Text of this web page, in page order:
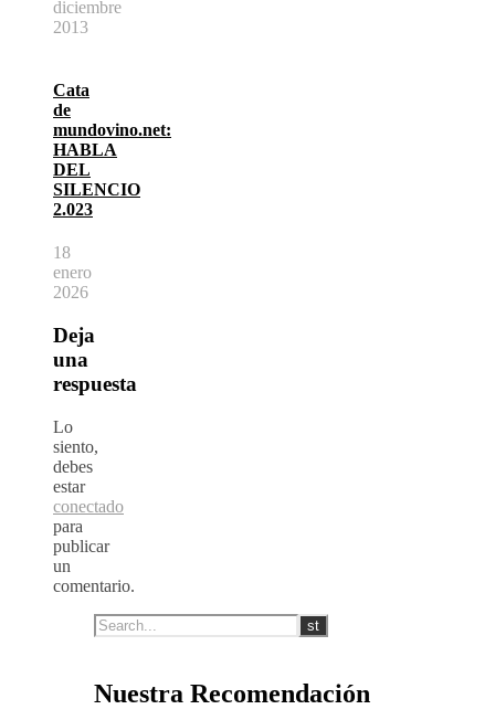
diciembre
2013
Cata
de
mundovino.net:
HABLA
DEL
SILENCIO
2.023
18
enero
2026
Deja
una
respuesta
Lo
siento,
debes
estar
conectado
para
publicar
un
comentario.
Nuestra Recomendación